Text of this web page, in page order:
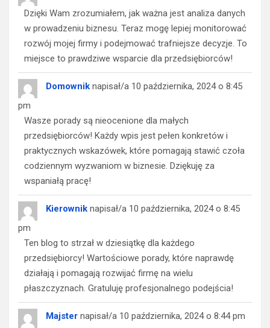
Dzięki Wam zrozumiałem, jak ważna jest analiza danych
w prowadzeniu biznesu. Teraz mogę lepiej monitorować
rozwój mojej firmy i podejmować trafniejsze decyzje. To
miejsce to prawdziwe wsparcie dla przedsiębiorców!
Domownik napisał/a 10 października, 2024 o 8:45
pm
Wasze porady są nieocenione dla małych
przedsiębiorców! Każdy wpis jest pełen konkretów i
praktycznych wskazówek, które pomagają stawić czoła
codziennym wyzwaniom w biznesie. Dziękuję za
wspaniałą pracę!
Kierownik napisał/a 10 października, 2024 o 8:45
pm
Ten blog to strzał w dziesiątkę dla każdego
przedsiębiorcy! Wartościowe porady, które naprawdę
działają i pomagają rozwijać firmę na wielu
płaszczyznach. Gratuluję profesjonalnego podejścia!
Majster napisał/a 10 października, 2024 o 8:44 pm